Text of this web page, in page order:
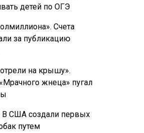
детей по ОГЭ
Счета
за публикацию
на крышу».
жнеца» пугал
В США создали первых
путем